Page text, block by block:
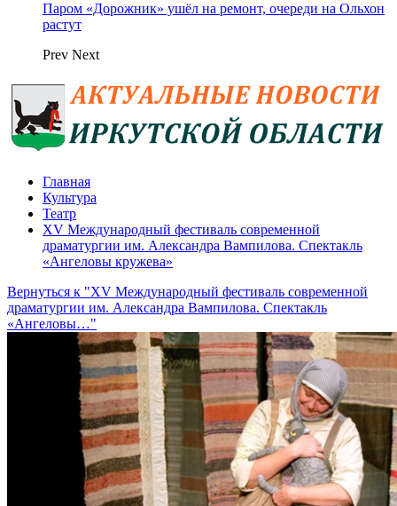
Паром «Дорожник» ушёл на ремонт, очереди на Ольхон
растут
Prev Next
Главная
Культура
Театр
XV Международный фестиваль современной
драматургии им. Александра Вампилова. Спектакль
«Ангеловы кружева»
Вернуться к "XV Международный фестиваль современной
драматургии им. Александра Вампилова. Спектакль
«Ангеловы…"